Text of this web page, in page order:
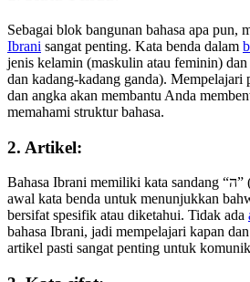
Sebagai blok bangunan bahasa apa pun,
Ibrani sangat penting. Kata benda dalam
jenis kelamin (maskulin atau feminin)
dan kadang-kadang ganda). Mempelajari
dan angka akan membantu Anda
memahami struktur bahasa.
2. Artikel:
Bahasa Ibrani memiliki kata sandang “ה” (ha), yang dilekatkan pada
awal kata benda untuk menunjukkan
bersifat spesifik atau diketahui. Tidak ada
bahasa Ibrani, jadi mempelajari kapan
artikel pasti sangat penting untuk